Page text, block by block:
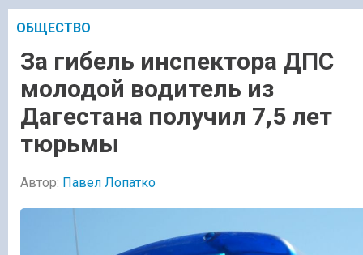
ОБЩЕСТВО
За гибель инспектора ДПС
молодой водитель из
Дагестана получил 7,5 лет
тюрьмы
Автор: Павел Лопатко